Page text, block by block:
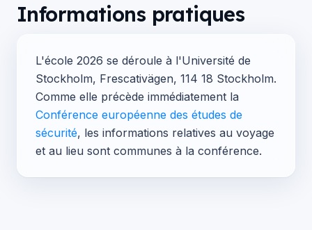
Informations pratiques
L'école 2026 se déroule à l'Université de
Stockholm, Frescativägen, 114 18 Stockholm.
Comme elle précède immédiatement la
Conférence européenne des études de
sécurité, les informations relatives au voyage
et au lieu sont communes à la conférence.